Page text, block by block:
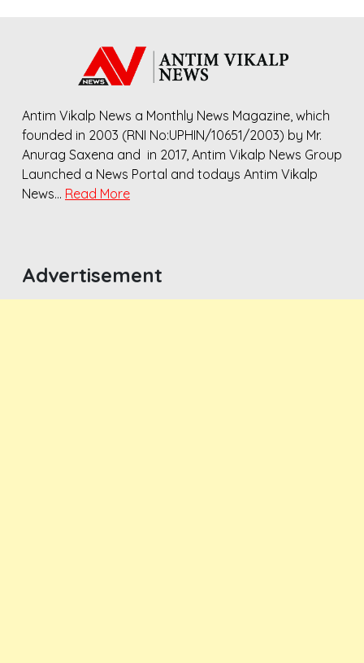
Antim Vikalp News a Monthly News Magazine, which
founded in 2003 (RNI No:UPHIN/10651/2003) by Mr.
Anurag Saxena and in 2017, Antim Vikalp News Group
Launched a News Portal and todays Antim Vikalp
News… Read More
Advertisement